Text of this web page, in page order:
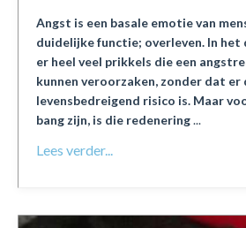
Angst is een basale emotie van
duidelijke functie; overleven. In het
er heel veel prikkels die een
kunnen veroorzaken, zonder dat er
levensbedreigend risico is. Maar
bang zijn, is die redenering...
Lees verder...